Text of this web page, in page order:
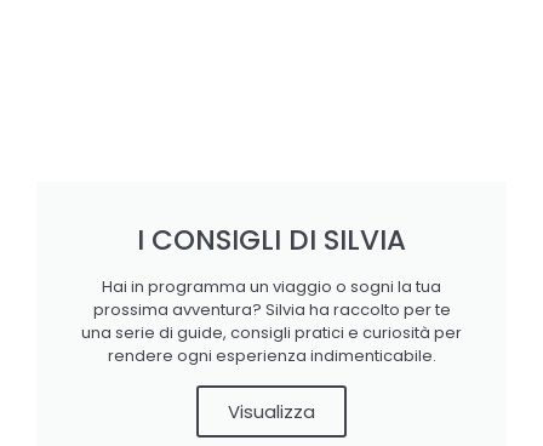
I CONSIGLI DI SILVIA
Hai in programma un viaggio o sogni la tua
prossima avventura? Silvia ha raccolto per te
una serie di guide, consigli pratici e curiosità per
rendere ogni esperienza indimenticabile.
Visualizza